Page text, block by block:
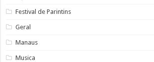
Festival de Parintins
Geral
Manaus
Musica